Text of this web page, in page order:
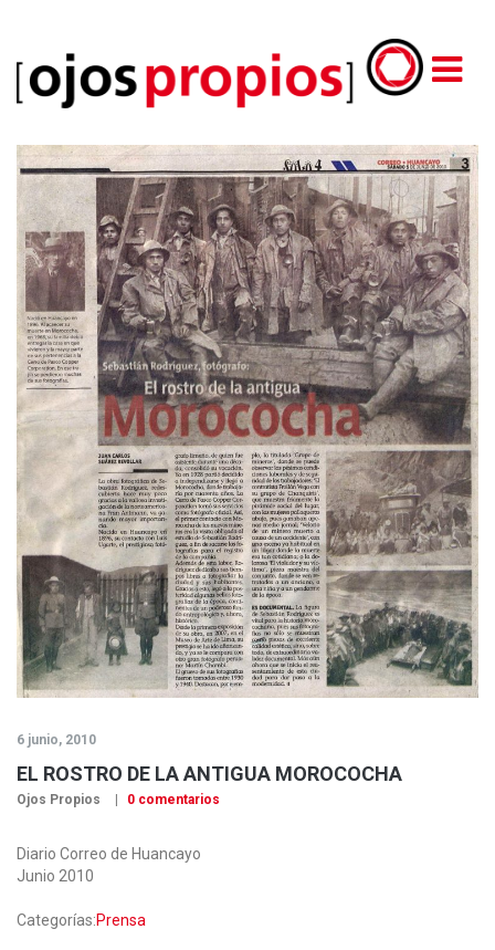
6 junio, 2010
EL ROSTRO DE LA ANTIGUA MOROCOCHA
Ojos Propios 0 comentarios
Diario Correo de Huancayo
Junio 2010
Categorías:Prensa